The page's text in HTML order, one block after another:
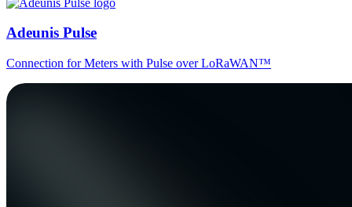
Adeunis Pulse
Connection for Meters with Pulse over LoRaWAN™